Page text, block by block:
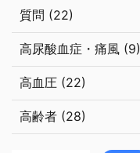
質問 (22)
高尿酸血症・痛風 (9)
高血圧 (22)
高齢者 (28)